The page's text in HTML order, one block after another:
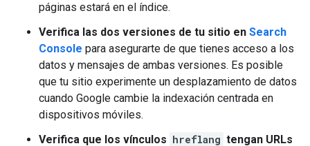
páginas estará en el índice.
Verifica las dos versiones de tu sitio en Search
Console para asegurarte de que tienes acceso a los
datos y mensajes de ambas versiones. Es posible
que tu sitio experimente un desplazamiento de datos
cuando Google cambie la indexación centrada en
dispositivos móviles.
Verifica que los vínculos hreflang tengan URLs